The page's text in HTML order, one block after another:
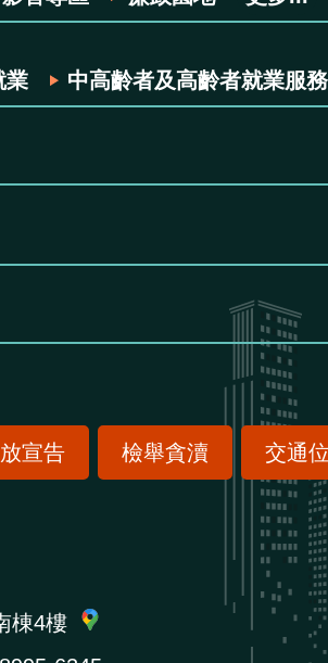
業 中高齡者及高齡者就業服務
宣告 檢舉貪瀆 交通
棟4樓